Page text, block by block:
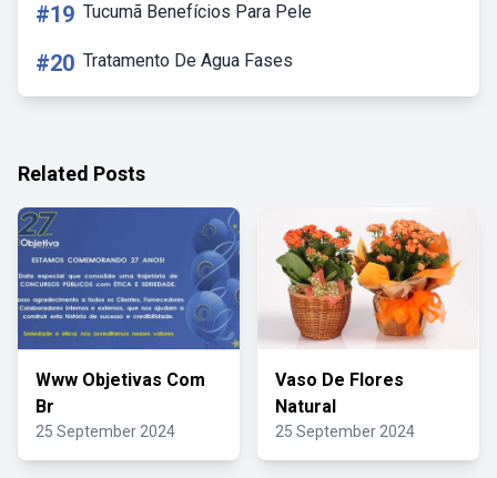
#19 Tucumã Benefícios Para Pele
#20 Tratamento De Agua Fases
Related Posts
Www Objetivas Com
Br
25 September 2024
Vaso De Flores
Natural
25 September 2024